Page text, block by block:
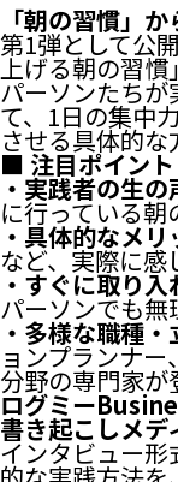
「朝の習慣」
第1弾として公
上げる朝の習慣
パーソンたちが
て、1日の集中
させる具体的な
■ 注目ポイント
・実践者の生の
に行っている
・具体的なメ
など、実際に
・すぐに取り
パーソンでも
・多様な職種
ョンプランナ
分野の専門家が
ログミー
書き起こしメ
インタビュー